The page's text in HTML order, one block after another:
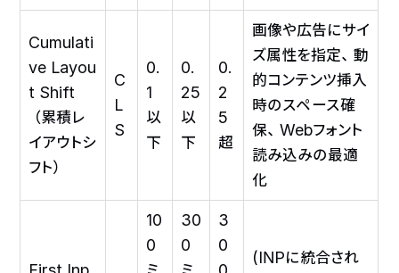
Cumulati
ve Layou
t Shift
（累積レ
イアウトシ
フト）
C
L
S
0.
1
以
下
0.
25
以
下
0.
2
5
超
画像や広告にサイ
ズ属性を指定、動
的コンテンツ挿入
時のスペース確
保、Webフォント
読み込みの最適
化
10
0
30
0
3
0
(INPに統合され